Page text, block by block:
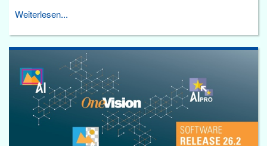
Weiterlesen...